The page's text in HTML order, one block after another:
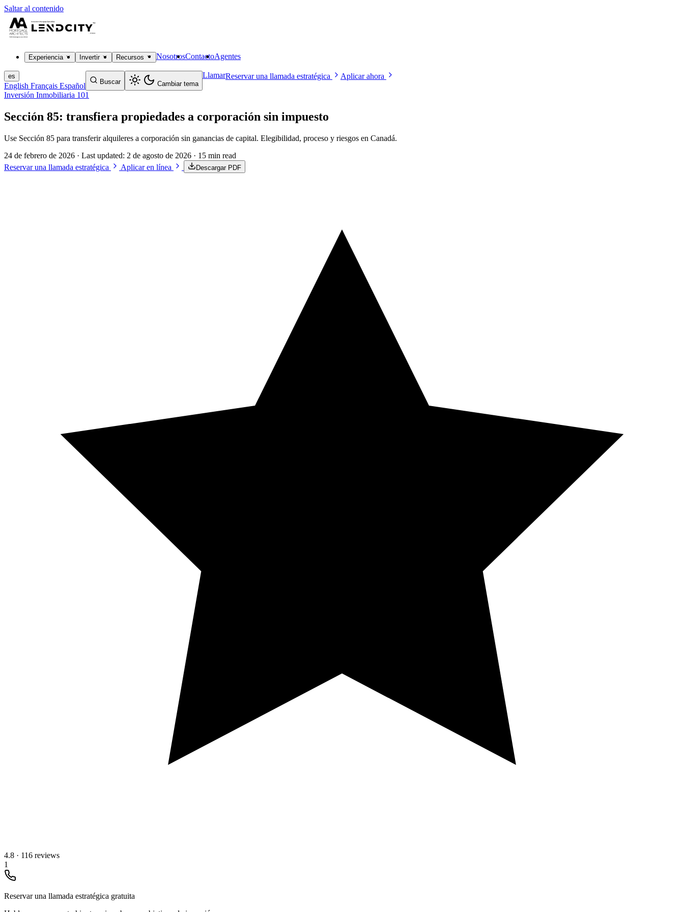
Saltar al contenido
Experiencia Invertir Recursos NosotrosContactoAgentes
es
English Français Español Buscar Cambiar tema
LlamarReservar una llamada estratégica Aplicar ahora
Inversión Inmobiliaria 101
Sección 85: transfiera propiedades a corporación sin impuesto
Use Sección 85 para transferir alquileres a corporación sin ganancias de capital. Elegibilidad, proceso y riesgos en Canadá.
24 de febrero de 2026 · Last updated: 2 de agosto de 2026 · 15 min read
Reservar una llamada estratégica
Aplicar en línea Descargar PDF
4.8 · 116 reviews
1
Reservar una llamada estratégica gratuita